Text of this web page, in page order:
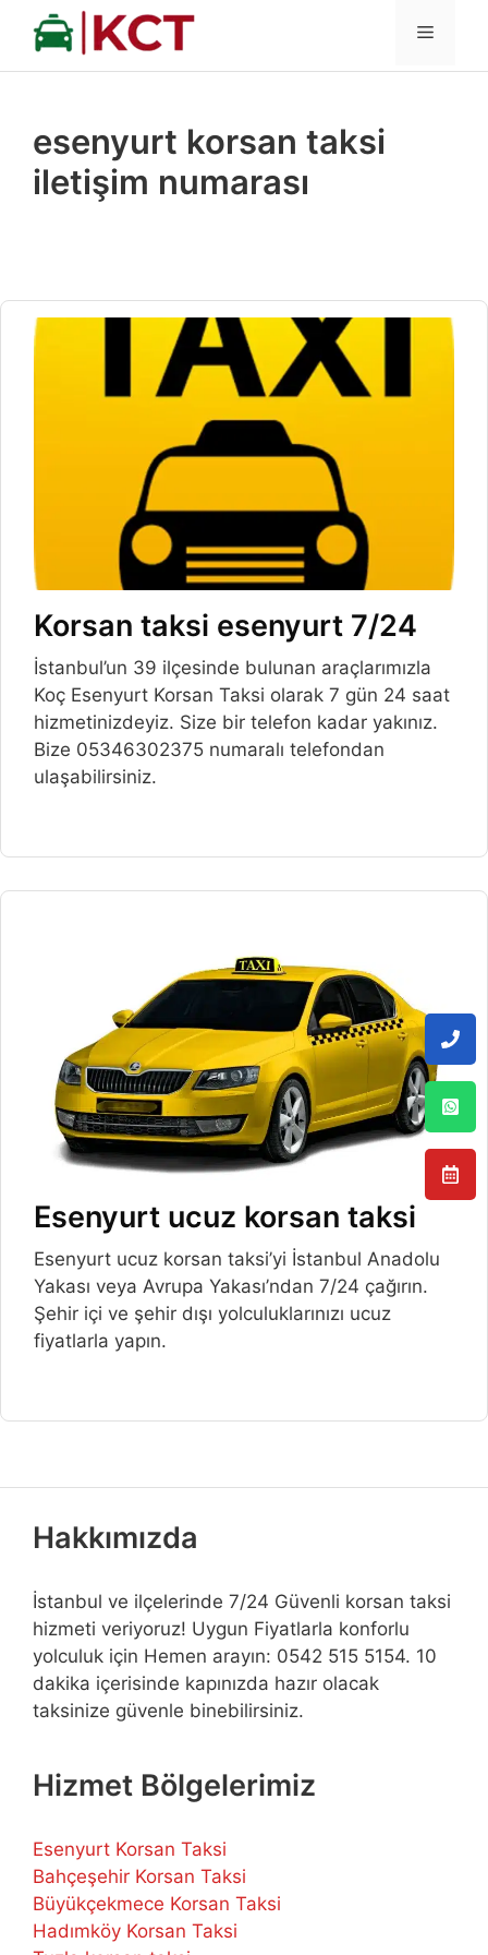
İçeriğe
MENÜ
esenyurt korsan taksi
iletişim numarası
Korsan taksi esenyurt 7/24
İstanbul’un 39 ilçesinde bulunan araçlarımızla
Koç Esenyurt Korsan Taksi olarak 7 gün 24 saat
hizmetinizdeyiz. Size bir telefon kadar yakınız.
Bize 05346302375 numaralı telefondan
ulaşabilirsiniz.
Esenyurt ucuz korsan taksi
Esenyurt ucuz korsan taksi’yi İstanbul Anadolu
Yakası veya Avrupa Yakası’ndan 7/24 çağırın.
Şehir içi ve şehir dışı yolculuklarınızı ucuz
fiyatlarla yapın.
Hakkımızda
İstanbul ve ilçelerinde 7/24 Güvenli korsan taksi
hizmeti veriyoruz! Uygun Fiyatlarla konforlu
yolculuk için Hemen arayın: 0542 515 5154. 10
dakika içerisinde kapınızda hazır olacak
taksinize güvenle binebilirsiniz.
Hizmet Bölgelerimiz
Esenyurt Korsan Taksi
Bahçeşehir Korsan Taksi
Büyükçekmece Korsan Taksi
Hadımköy Korsan Taksi